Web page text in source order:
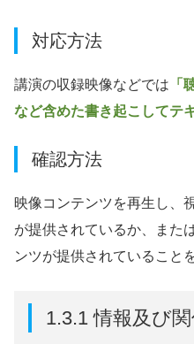
対応方法
講演の収録映像などでは 「
など含めた書き起こしてテ
確認方法
映像コンテンツを再生し、
が提供されているか、また
ンツが提供されていること
1.3.1 情報及び